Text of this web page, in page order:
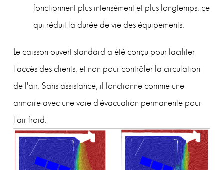
fonctionnent plus intensément et plus longtemps, ce
qui réduit la durée de vie des équipements.
Le caisson ouvert standard a été conçu pour faciliter
l'accès des clients, et non pour contrôler la circulation
de l'air. Sans assistance, il fonctionne comme une
armoire avec une voie d'évacuation permanente pour
l'air froid.